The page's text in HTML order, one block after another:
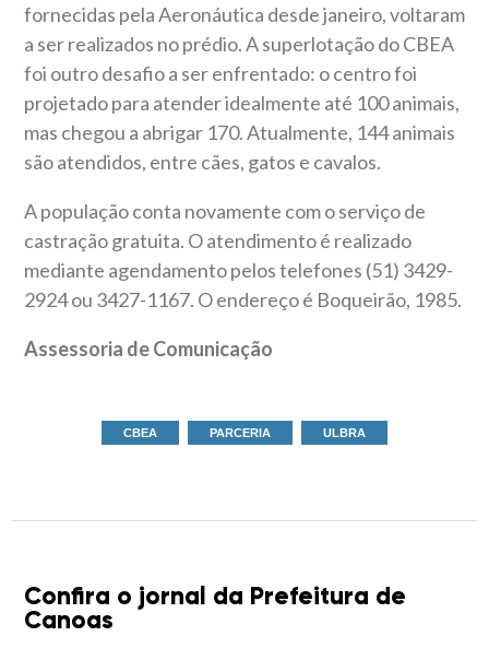
fornecidas pela Aeronáutica desde janeiro, voltaram
a ser realizados no prédio. A superlotação do CBEA
foi outro desafio a ser enfrentado: o centro foi
projetado para atender idealmente até 100 animais,
mas chegou a abrigar 170. Atualmente, 144 animais
são atendidos, entre cães, gatos e cavalos.
A população conta novamente com o serviço de
castração gratuita. O atendimento é realizado
mediante agendamento pelos telefones (51) 3429-
2924 ou 3427-1167. O endereço é Boqueirão, 1985.
Assessoria de Comunicação
CBEA PARCERIA ULBRA
Confira o jornal da Prefeitura de
Canoas